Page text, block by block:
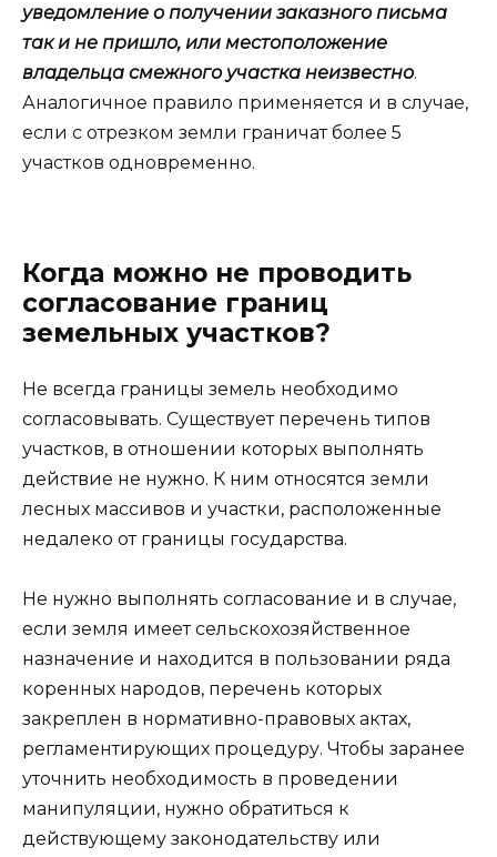
уведомление о получении заказного письма
так и не пришло, или местоположение
владельца смежного участка неизвестно.
Аналогичное правило применяется и в случае,
если с отрезком земли граничат более 5
участков одновременно.
Когда можно не проводить
согласование границ
земельных участков?
Не всегда границы земель необходимо
согласовывать. Существует перечень типов
участков, в отношении которых выполнять
действие не нужно. К ним относятся земли
лесных массивов и участки, расположенные
недалеко от границы государства.
Не нужно выполнять согласование и в случае,
если земля имеет сельскохозяйственное
назначение и находится в пользовании ряда
коренных народов, перечень которых
закреплен в нормативно-правовых актах,
регламентирующих процедуру. Чтобы заранее
уточнить необходимость в проведении
манипуляции, нужно обратиться к
действующему законодательству или